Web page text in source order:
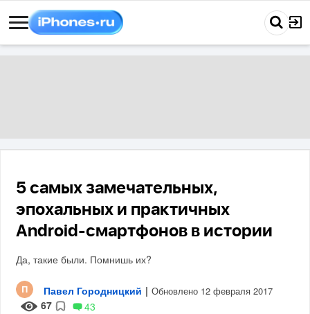
5 самых замечательных,
эпохальных и практичных
Android-смартфонов в истории
Да, такие были. Помнишь их?
Павел Городницкий | Обновлено 12 февраля 2017
67 43